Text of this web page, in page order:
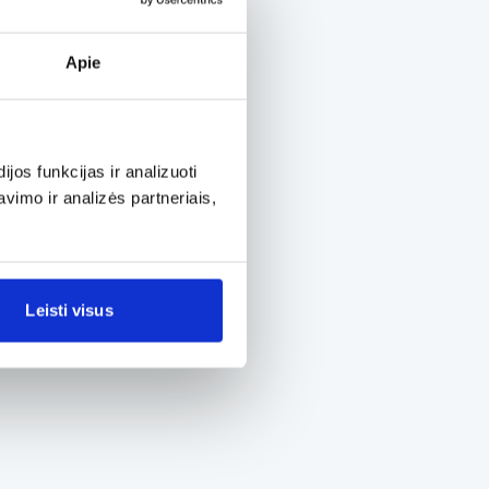
Apie
funkcijas ir analizuoti
ir analizės partneriais,
Leisti visus